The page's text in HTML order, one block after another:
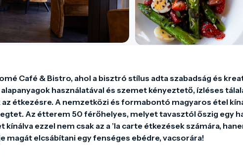
Café & Bistro, ahol a bisztró stílus adta szabadság és
használatával és szemet kényeztető, ízléses
étkezésre. A nemzetközi és formabontó magyaros étel
Az étterem 50 férőhelyes, melyet tavasztól őszig egy
ezzel nem csak az a ’la carte étkezések számára,
magát elcsábítani egy fenséges ebédre, vacsorára!